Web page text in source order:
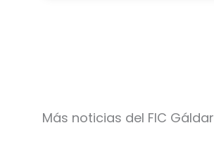
Más noticias del FIC Gáldar